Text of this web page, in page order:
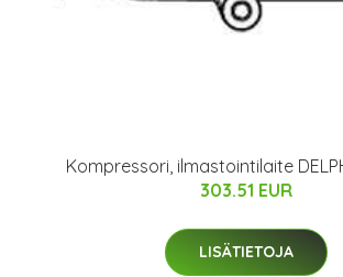
Kompressori, ilmastointilaite
303.51 EUR
LISÄTIETOJA